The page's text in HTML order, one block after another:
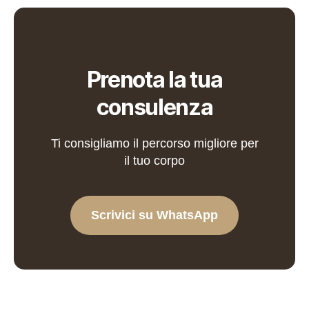
Prenota la tua
consulenza
Ti consigliamo il percorso migliore per
il tuo corpo
Scrivici su WhatsApp